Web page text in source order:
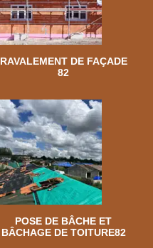
RAVALEMENT DE FAÇADE
82
POSE DE BÂCHE ET
BÂCHAGE DE TOITURE82